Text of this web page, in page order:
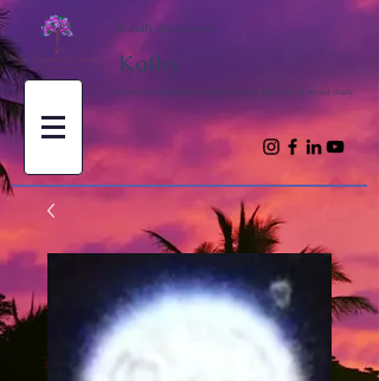
Kathy
Kanały duchowe z
Przynosząc inspirację i duchowe nauki dla podróży twojej duszy